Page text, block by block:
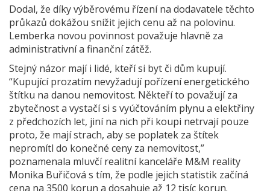
Dodal, že díky výběrovému řízení na dodavatele těchto
průkazů dokážou snížit jejich cenu až na polovinu.
Lemberka novou povinnost považuje hlavně za
administrativní a finanční zátěž.
Stejný názor mají i lidé, kteří si byt či dům kupují.
“Kupující prozatím nevyžadují pořízení energetického
štítku na danou nemovitost. Někteří to považují za
zbytečnost a vystačí si s vyúčtováním plynu a elektřiny
z předchozích let, jiní na nich při koupi netrvají pouze
proto, že mají strach, aby se poplatek za štítek
nepromítl do konečné ceny za nemovitost,”
poznamenala mluvčí realitní kanceláře M&M reality
Monika Buřičová s tím, že podle jejich statistik začíná
cena na 3500 korun a dosahuje až 12 tisíc korun.